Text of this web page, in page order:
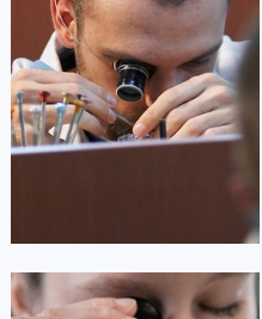
是萧邦售后服务中心
(萧邦保养中心)
的高级技师之一
Guangzhou Chopard Maintain center
 广州萧邦维修
安尼塔·阿普里尔